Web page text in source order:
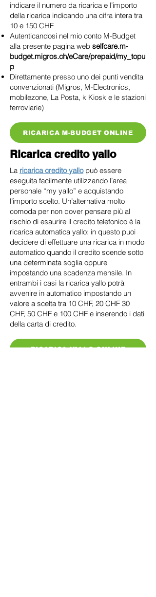
indicare il numero da ricarica e l’importo
della ricarica indicando una cifra intera tra
10 e 150 CHF
Autenticandosi nel mio conto M-Budget
alla presente pagina web selfcare.m-
budget.migros.ch/eCare/prepaid/my_topu
p
Direttamente presso uno dei punti vendita
convenzionati (Migros, M-Electronics,
mobilezone, La Posta, k Kiosk e le stazioni
ferroviarie)
RICARICA M-BUDGET ONLINE
Ricarica credito yallo
La ricarica credito yallopuò essere
eseguita facilmente utilizzando l’area
personale “my yallo” e acquistando
l’importo scelto. Un’alternativa molto
comoda per non dover pensare più al
rischio di esaurire il credito telefonico è la
ricarica automatica yallo: in questo puoi
decidere di effettuare una ricarica in modo
automatico quando il credito scende sotto
una determinata soglia oppure
impostando una scadenza mensile. In
entrambi i casi la ricarica yallo potrà
avvenire in automatico impostando un
valore a scelta tra 10 CHF, 20 CHF 30
CHF, 50 CHF e 100 CHF e inserendo i dati
della carta di credito.
RICARICA YALLO ONLINE